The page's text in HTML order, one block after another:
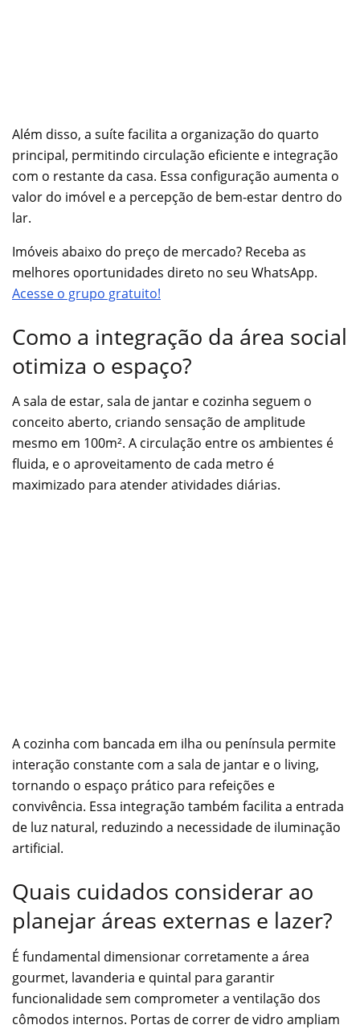
Além disso, a suíte facilita a organização do quarto
principal, permitindo circulação eficiente e integração
com o restante da casa. Essa configuração aumenta o
valor do imóvel e a percepção de bem-estar dentro do
lar.
Imóveis abaixo do preço de mercado? Receba as
melhores oportunidades direto no seu WhatsApp.
Acesse o grupo gratuito!
Como a integração da área social
otimiza o espaço?
A sala de estar, sala de jantar e cozinha seguem o
conceito aberto, criando sensação de amplitude
mesmo em 100m². A circulação entre os ambientes é
fluida, e o aproveitamento de cada metro é
maximizado para atender atividades diárias.
A cozinha com bancada em ilha ou península permite
interação constante com a sala de jantar e o living,
tornando o espaço prático para refeições e
convivência. Essa integração também facilita a entrada
de luz natural, reduzindo a necessidade de iluminação
artificial.
Quais cuidados considerar ao
planejar áreas externas e lazer?
É fundamental dimensionar corretamente a área
gourmet, lavanderia e quintal para garantir
funcionalidade sem comprometer a ventilação dos
cômodos internos. Portas de correr de vidro ampliam